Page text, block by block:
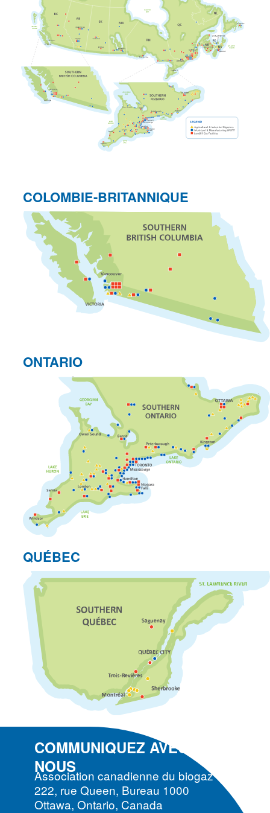
COLOMBIE-BRITANNIQUE
ONTARIO
QUÉBEC
COMMUNIQUEZ AVEC
NOUS
Association canadienne du biogaz
222, rue Queen, Bureau 1000
Ottawa, Ontario, Canada